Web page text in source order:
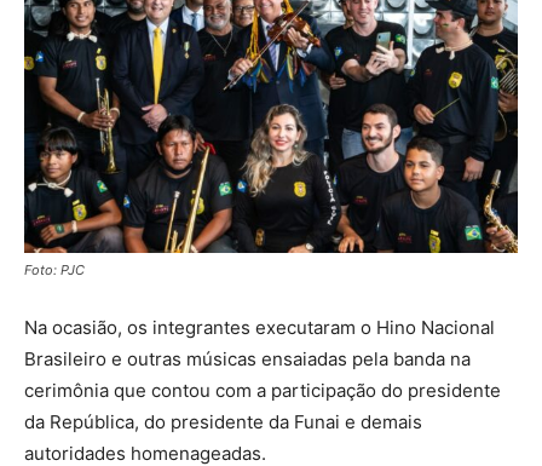
Foto: PJC
Na ocasião, os integrantes executaram o Hino Nacional
Brasileiro e outras músicas ensaiadas pela banda na
cerimônia que contou com a participação do presidente
da República, do presidente da Funai e demais
autoridades homenageadas.